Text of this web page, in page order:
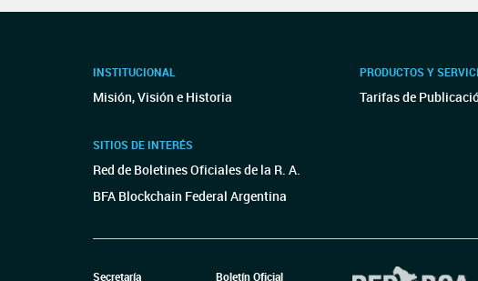
INSTITUCIONAL
Misión, Visión e Historia
SITIOS DE INTERÉS
Red de Boletines Oficiales de la R. A.
BFA Blockchain Federal Argentina
PRODUCTOS Y
Tarifas de
Secretaría Boletín Oficial